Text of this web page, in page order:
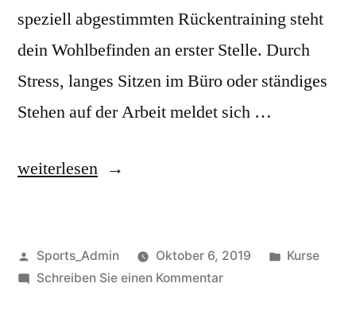
speziell abgestimmten Rückentraining steht
dein Wohlbefinden an erster Stelle. Durch
Stress, langes Sitzen im Büro oder ständiges
Stehen auf der Arbeit meldet sich …
weiterlesen
Sports_Admin Oktober 6, 2019
Kurse
Schreiben Sie einen Kommentar